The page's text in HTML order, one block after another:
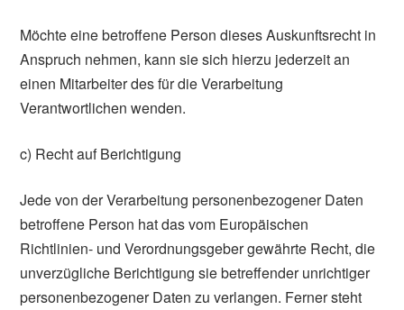
Möchte eine betroffene Person dieses Auskunftsrecht in
Anspruch nehmen, kann sie sich hierzu jederzeit an
einen Mitarbeiter des für die Verarbeitung
Verantwortlichen wenden.
c) Recht auf Berichtigung
Jede von der Verarbeitung personenbezogener Daten
betroffene Person hat das vom Europäischen
Richtlinien- und Verordnungsgeber gewährte Recht, die
unverzügliche Berichtigung sie betreffender unrichtiger
personenbezogener Daten zu verlangen. Ferner steht